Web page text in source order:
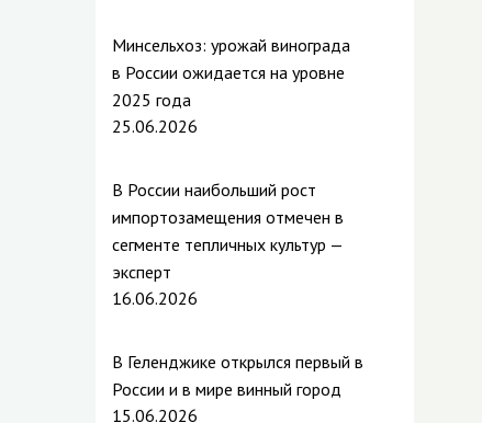
Минсельхоз: урожай винограда
в России ожидается на уровне
2025 года
25.06.2026
В России наибольший рост
импортозамещения отмечен в
сегменте тепличных культур —
эксперт
16.06.2026
В Геленджике открылся первый в
России и в мире винный город
15.06.2026